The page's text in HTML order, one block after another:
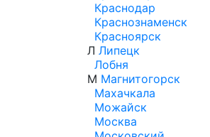
Краснодар
Краснознаменск
Красноярск
Л Липецк
Лобня
М Магнитогорск
Махачкала
Можайск
Москва